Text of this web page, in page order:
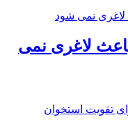
لاغری نمی